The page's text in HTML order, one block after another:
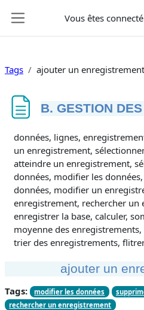
Vous êtes
Tags ajouter un enregistrement
B. GESTION
Conditions d’achèvement
données, lignes,
un enregistrement,
atteindre un enregistrement,
données, modifier les
données, modifier un
enregistrement, rechercher un
enregistrer la base, calculer,
moyenne des
trier des enregistrements,
ajouter un
Tags: modifier les données
rechercher un enregistrement